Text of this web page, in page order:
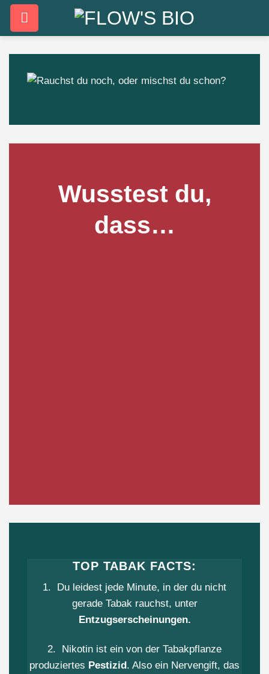
Zum
Inhalt
springen
Wusstest du,
dass…
TOP TABAK FACTS:
1. Du leidest jede Minute, in der du nicht
gerade Tabak rauchst, unter
Entzugserscheinungen.
2. Nikotin ist ein von der Tabakpflanze
produziertes Pestizid. Also ein Nervengift, das